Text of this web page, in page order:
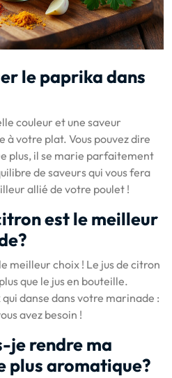
le paprika dans
couleur et une saveur
votre plat. Vous pouvez dire
plus, il se marie parfaitement
de saveurs qui vous fera
allié de votre poulet !
est le meilleur
meilleur choix ! Le jus de citron
que le jus en bouteille.
danse dans votre marinade :
avez besoin !
je rendre ma
plus aromatique?